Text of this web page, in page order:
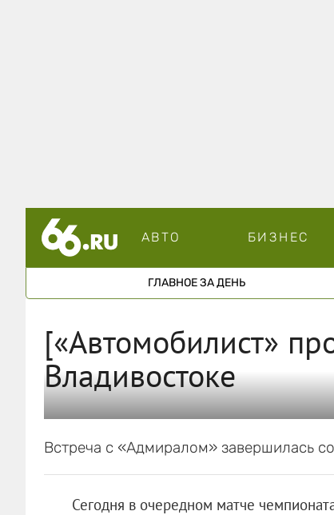
АВТО БИЗНЕС
ГЛАВНОЕ ЗА ДЕНЬ
[«Автомобилист»
Владивостоке
Встреча с «Адмиралом» завершилась
Сегодня в очередном матче